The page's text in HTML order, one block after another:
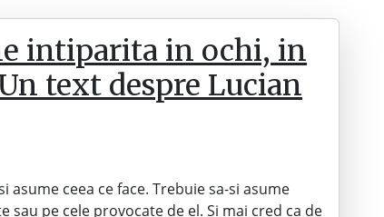
intiparita in ochi, in
text despre Lucian
asume ceea ce face. Trebuie sa-si asume
sau pe cele provocate de el. Si mai cred ca de